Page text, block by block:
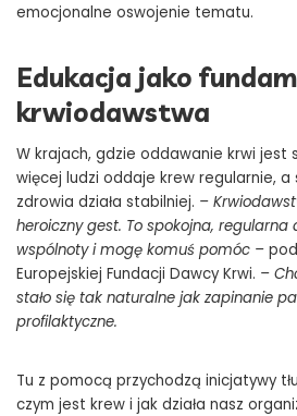
emocjonalne oswojenie tematu.
Edukacja jako
krwiodawstwa
W krajach, gdzie oddawanie krwi jest
więcej ludzi oddaje krew regularnie, a
zdrowia działa stabilniej. –
heroiczny gest. To spokojna,
wspólnoty i mogę komuś pomóc –
Europejskiej Fundacji Dawcy Krwi. –
stało się tak naturalne jak zapinanie
profilaktyczne.
Tu z pomocą przychodzą inicjatywy
czym jest krew i jak działa nasz